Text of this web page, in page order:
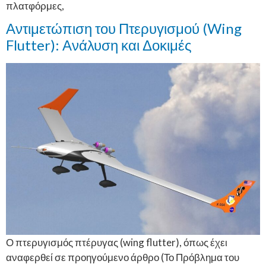
πλατφόρμες,
Αντιμετώπιση του Πτερυγισμού (Wing
Flutter): Ανάλυση και Δοκιμές
Ο πτερυγισμός πτέρυγας (wing flutter), όπως έχει
αναφερθεί σε προηγούμενο άρθρο (Το Πρόβλημα του